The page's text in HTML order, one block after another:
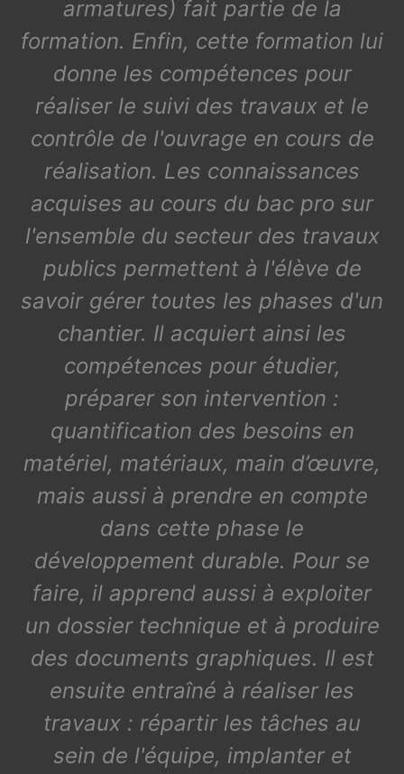
armatures) fait partie de la
formation. Enfin, cette formation lui
donne les compétences pour
réaliser le suivi des travaux et le
contrôle de l'ouvrage en cours de
réalisation. Les connaissances
acquises au cours du bac pro sur
l'ensemble du secteur des travaux
publics permettent à l'élève de
savoir gérer toutes les phases d'un
chantier. Il acquiert ainsi les
compétences pour étudier,
préparer son intervention :
quantification des besoins en
matériel, matériaux, main d’œuvre,
mais aussi à prendre en compte
dans cette phase le
développement durable. Pour se
faire, il apprend aussi à exploiter
un dossier technique et à produire
des documents graphiques. Il est
ensuite entraîné à réaliser les
travaux : répartir les tâches au
sein de l'équipe, implanter et